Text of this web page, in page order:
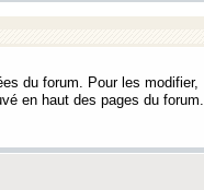
du forum. Pour les modifier,
en haut des pages du forum.